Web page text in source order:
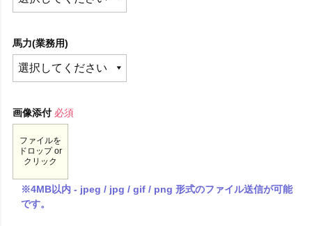
馬力(業務用)
画像添付 必須
ファイルを
ドロップ or
クリック
※4MB以内 - jpeg / jpg / gif / png 形式のファイル送信が可能
です。